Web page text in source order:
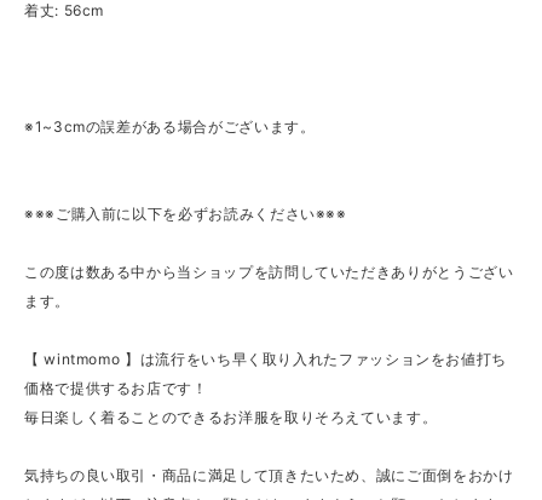
着丈: 56cm
※1~3cmの誤差がある場合がございます。
※※※ご購入前に以下を必ずお読みください※※※
この度は数ある中から当ショップを訪問していただきありがとうござい
ます。
【 wintmomo 】は流行をいち早く取り入れたファッションをお値打ち
価格で提供するお店です！
毎日楽しく着ることのできるお洋服を取りそろえています。
気持ちの良い取引・商品に満足して頂きたいため、誠にご面倒をおかけ